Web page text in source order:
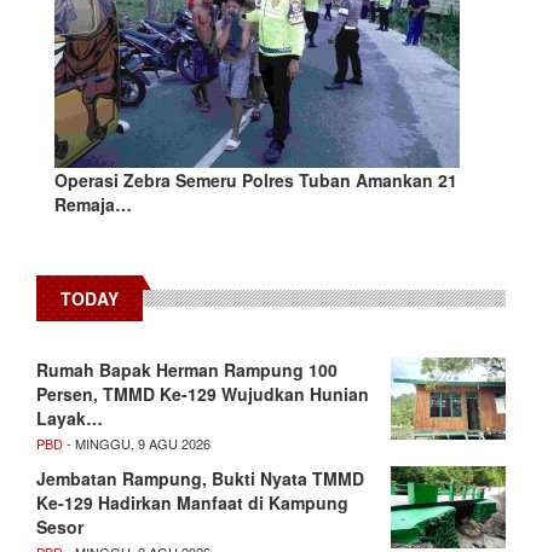
Operasi Zebra Semeru Polres Tuban Amankan 21
Remaja…
TODAY
Rumah Bapak Herman Rampung 100
Persen, TMMD Ke-129 Wujudkan Hunian
Layak…
PBD- MINGGU, 9 AGU 2026
Jembatan Rampung, Bukti Nyata TMMD
Ke-129 Hadirkan Manfaat di Kampung
Sesor